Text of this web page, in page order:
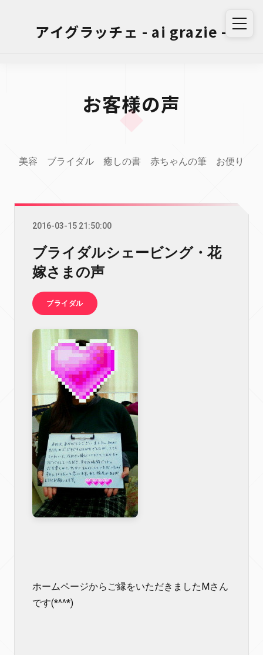
アイグラッチェ - ai grazie -
お客様の声
美容 ブライダル 癒しの書 赤ちゃんの筆 お便り
2016-03-15 21:50:00
ブライダルシェービング・花
嫁さまの声
ブライダル
ホームページからご縁をいただきましたMさん
です(*^^*)